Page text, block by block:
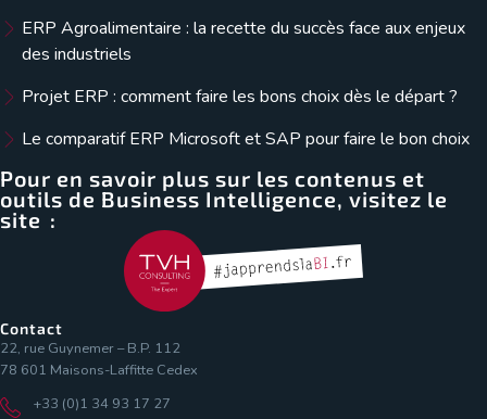
ERP Agroalimentaire : la recette du succès face aux enjeux
des industriels
Projet ERP : comment faire les bons choix dès le départ ?
Le comparatif ERP Microsoft et SAP pour faire le bon choix
Pour en savoir plus sur les contenus et
outils de Business Intelligence, visitez le
site :
Contact
22, rue Guynemer – B.P. 112
78 601 Maisons-Laffitte Cedex
+33 (0)1 34 93 17 27